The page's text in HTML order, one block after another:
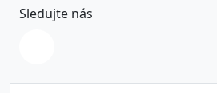
Sledujte nás